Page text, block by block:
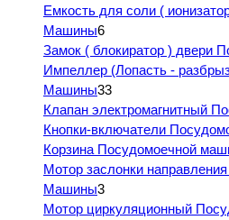
Емкость для соли (
Машины6
Замок ( блокиратор ) двери
Импеллер (Лопасть -
Машины33
Клапан электромагнитный
Кнопки-включатели
Корзина Посудомоечной
Мотор заслонки
Машины3
Мотор циркуляционный